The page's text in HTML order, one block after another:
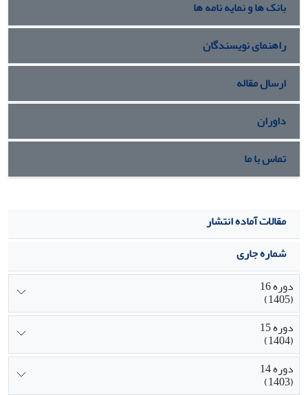
بانک ها و نمایه نامه ها
راهنمای نویسندگان
ارسال مقاله
داوران
تماس با ما
مقالات آماده انتشار
شماره جاری
دوره 16
(1405)
دوره 15
(1404)
دوره 14
(1403)